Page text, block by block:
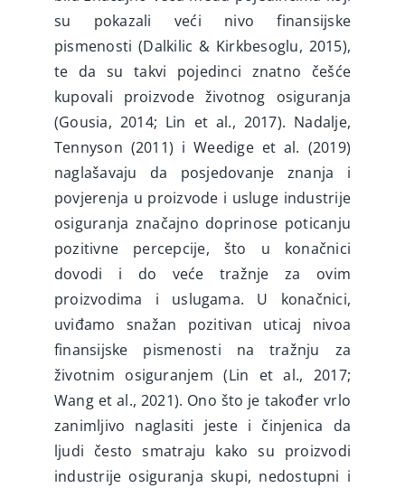
su pokazali veći nivo finansijske
pismenosti (Dalkilic & Kirkbesoglu, 2015),
te da su takvi pojedinci znatno češće
kupovali proizvode životnog osiguranja
(Gousia, 2014; Lin et al., 2017). Nadalje,
Tennyson (2011) i Weedige et al. (2019)
naglašavaju da posjedovanje znanja i
povjerenja u proizvode i usluge industrije
osiguranja značajno doprinose poticanju
pozitivne percepcije, što u konačnici
dovodi i do veće tražnje za ovim
proizvodima i uslugama. U konačnici,
uviđamo snažan pozitivan uticaj nivoa
finansijske pismenosti na tražnju za
životnim osiguranjem (Lin et al., 2017;
Wang et al., 2021). Ono što je također vrlo
zanimljivo naglasiti jeste i činjenica da
ljudi često smatraju kako su proizvodi
industrije osiguranja skupi, nedostupni i